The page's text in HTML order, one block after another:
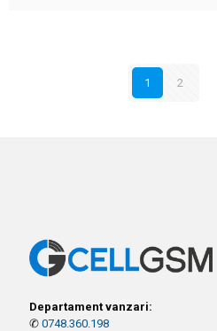
1 2
Departament vanzari:
✆ 0748.360.198